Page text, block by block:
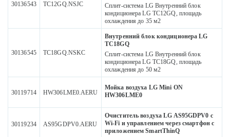
30136543 TC12GQ.NSJC
Сплит-система LG Внутренний блок
кондиционера LG TC12GQ, площадь
охлаждения до 35 м2
30136545 TC18GQ.NSKC
Внутренний блок кондиционера LG
TC18GQ
Сплит-система LG Внутренний блок
кондиционера LG TC18GQ, площадь
охлаждения до 50 м2
30119714 HW306LME0.AERU
Мойка воздуха LG Mini ON
HW306LME0
30119234 AS95GDPV0.AERU
Очиститель воздуха LG AS95GDPV0 с
Wi-Fi и управлением через смартфон с
приложением SmartThinQ